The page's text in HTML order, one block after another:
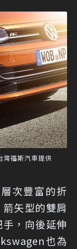
福斯汽車提供
次豐富的折
矢型的雙肩
，向後延伸
也為